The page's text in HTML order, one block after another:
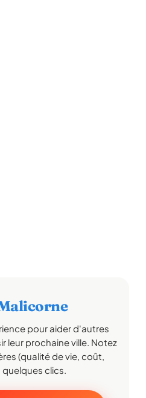
pour aider d'autres
leur prochaine ville. Notez
(qualité de vie, coût,
quelques clics.